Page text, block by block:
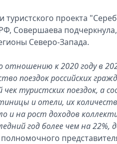
проекта
Совершаева
Северо-Запада.
к 2020 году в
поездок российских
чек туристских поездок, а
и отели, их
и на рост доходов
год более чем на 22%,